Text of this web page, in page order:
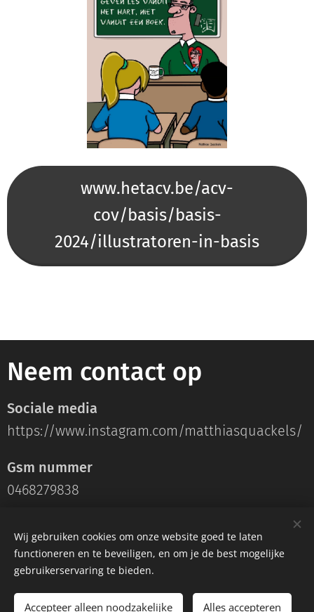
www.hetacv.be/acv-
cov/basis/basis-
2024/illustratoren-in-basis
Neem contact op
Sociale media
https://www.instagram.com/matthiasquackels/
Gsm nummer
0468279838
matthias.quackels@gmail.com
Wij gebruiken cookies om onze website goed te laten
functioneren en te beveiligen, en om je de best mogelijke
gebruikerservaring te bieden.
Accepteer alleen noodzakelijke Alles accepteren